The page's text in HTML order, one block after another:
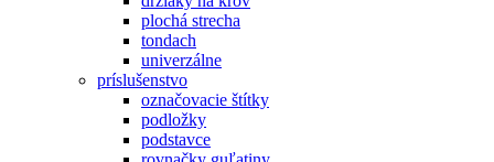
plochá strecha
tondach
univerzálne
príslušenstvo
označovacie štítky
podložky
podstavce